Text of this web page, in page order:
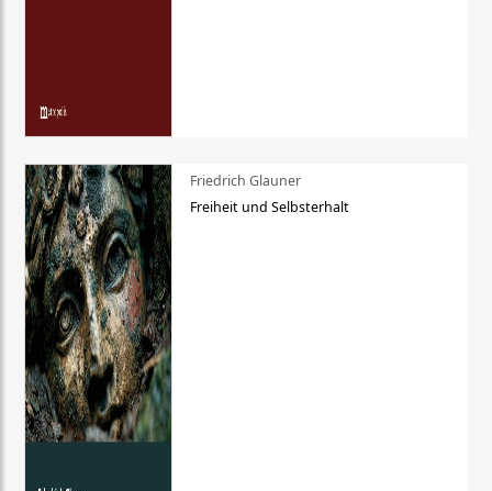
Friedrich Glauner
Freiheit und Selbsterhalt